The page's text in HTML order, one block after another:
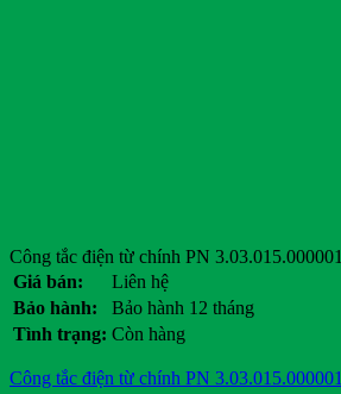
Công tắc điện từ chính PN 3.03.015.000001
Giá bán:
Liên hệ
Bảo hành:
Bảo hành 12 tháng
Tình trạng: Còn hàng
Công tắc điện từ chính PN 3.03.015.000001